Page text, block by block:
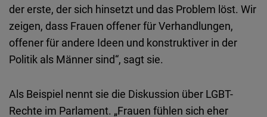
der erste, der sich hinsetzt und das Problem löst. Wir
zeigen, dass Frauen offener für Verhandlungen,
offener für andere Ideen und konstruktiver in der
Politik als Männer sind“, sagt sie.
Als Beispiel nennt sie die Diskussion über LGBT-
Rechte im Parlament. „Frauen fühlen sich eher